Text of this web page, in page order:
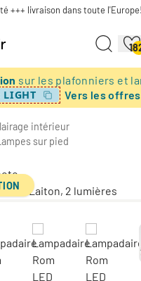
+++ livraison dans toute l'Europe!
sur les plafonniers et
LIGHT Vers les offres
intérieur
sur pied